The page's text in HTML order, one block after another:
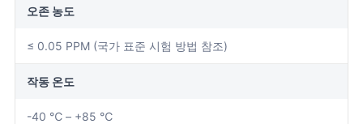
오존 농도
≤ 0.05 PPM (국가 표준 시험 방법 참조)
작동 온도
-40 ℃ – +85 ℃